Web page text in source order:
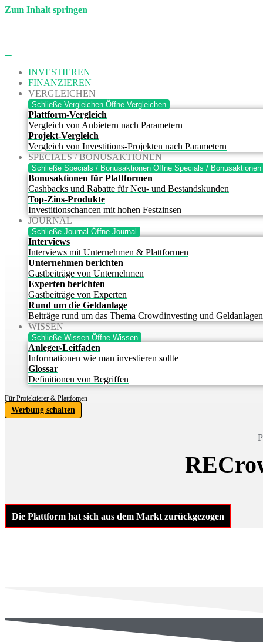
Zum Inhalt springen
INVESTIEREN
FINANZIEREN
VERGLEICHEN
Schließe Vergleichen Öffne Vergleichen
Plattform-Vergleich
Vergleich von Anbietern nach Parametern
Projekt-Vergleich
Vergleich von Investitions-Projekten nach Parametern
SPECIALS / BONUSAKTIONEN
Schließe Specials / Bonusaktionen Öffne Specials / Bonusaktionen
Bonusaktionen für Plattformen
Cashbacks und Rabatte für Neu- und Bestandskunden
Top-Zins-Produkte
Investitionschancen mit hohen Festzinsen
JOURNAL
Schließe Journal Öffne Journal
Interviews
Interviews mit Unternehmen & Plattformen
Unternehmen berichten
Gastbeiträge von Unternehmen
Experten berichten
Gastbeiträge von Experten
Rund um die Geldanlage
Beiträge rund um das Thema Crowdinvesting und Geldanlagen
WISSEN
Schließe Wissen Öffne Wissen
Anleger-Leitfaden
Informationen wie man investieren sollte
Glossar
Definitionen von Begriffen
Für Projektierer & Plattfomen
Werbung schalten
Die Plattform hat sich aus dem Markt zurückgezogen